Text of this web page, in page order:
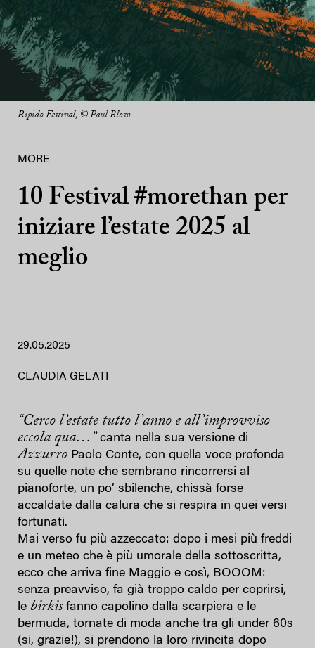
MORE
10 Festival #morethan per
iniziare l’estate 2025 al
meglio
29.05.2025
CLAUDIA GELATI
Ripido Festival, © Paul Blow
“Cerco l’estate tutto l’anno e all’improvviso
eccola qua…” canta nella sua versione di
Azzurro Paolo Conte, con quella voce profonda
su quelle note che sembrano rincorrersi al
pianoforte, un po’ sbilenche, chissà forse
accaldate dalla calura che si respira in quei versi
fortunati.
Mai verso fu più azzeccato: dopo i mesi più freddi
e un meteo che è più umorale della sottoscritta,
ecco che arriva fine Maggio e così, BOOOM:
senza preavviso, fa già troppo caldo per coprirsi,
le birkisfanno capolino dalla scarpiera e le
bermuda, tornate di moda anche tra gli under 60s
(si, grazie!), si prendono la loro rivincita dopo